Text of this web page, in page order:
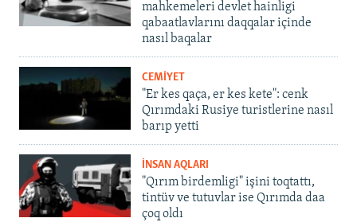
mahkemeleri devlet hainligi
qabaatlavlarını daqqalar içinde
nasıl baqalar
CEMİYET
"Er kes qaça, er kes kete": cenk
Qırımdaki Rusiye turistlerine nasıl
barıp yetti
İNSAN AQLARI
"Qırım birdemligi" işini toqtattı,
tintüv ve tutuvlar ise Qırımda daa
çoq oldı